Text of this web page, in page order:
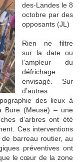
des-Landes le 8
octobre par des
opposants (JL)
Rien ne filtre
sur la date ou
l’ampleur du
défrichage
envisagé. Sur
d’autres
des lieux à
Bure (Meuse) – une
d’arbres ont été
Ces interventions
barreau routier, au
préventives ont
le cœur de la zone